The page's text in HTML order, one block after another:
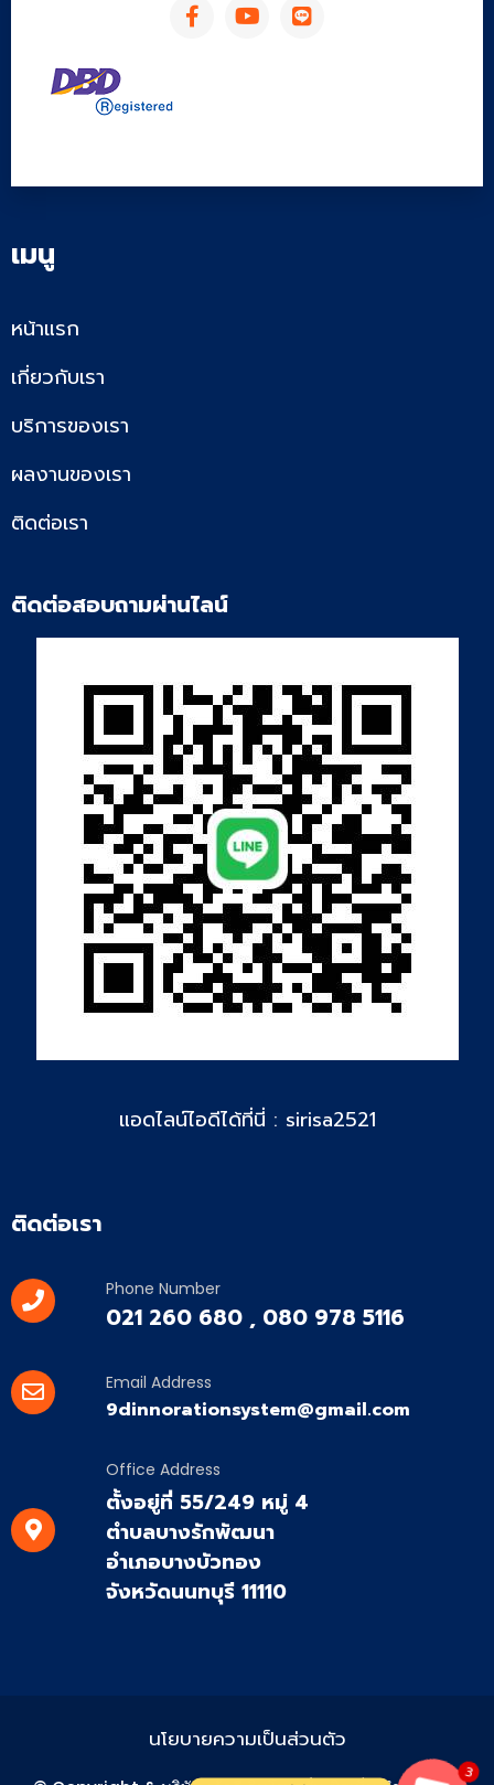
เมนู
หน้าแรก
เกี่ยวกับเรา
บริการของเรา
ผลงานของเรา
ติดต่อเรา
ติดต่อสอบถามผ่านไลน์
แอดไลน์ไอดีได้ที่นี่ : sirisa2521
ติดต่อเรา
Phone Number
021 260 680 , 080 978 5116
Email Address
9dinnorationsystem@gmail.com
Office Address
ตั้งอยู่ที่ 55/249 หมู่ 4
ตำบลบางรักพัฒนา
อำเภอบางบัวทอง
จังหวัดนนทบุรี 11110
นโยบายความเป็นส่วนตัว
3